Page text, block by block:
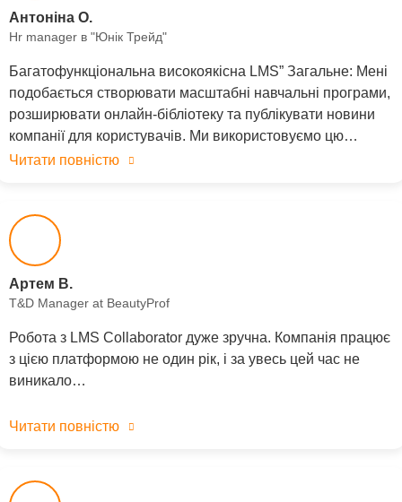
Антоніна О.
Hr manager в "Юнік Трейд"
Багатофункціональна високоякісна LMS” Загальне: Мені
подобається створювати масштабні навчальні програми,
розширювати онлайн-бібліотеку та публікувати новини
компанії для користувачів. Ми використовуємо цю…
Читати повністю
Артем В.
T&D Manager at BeautyProf
Робота з LMS Collaborator дуже зручна. Компанія працює
з цією платформою не один рік, і за увесь цей час не
виникало…
Читати повністю